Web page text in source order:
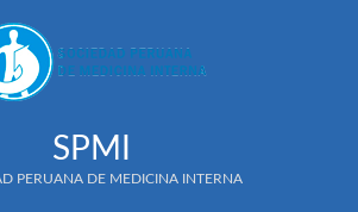
SPMI
PERUANA DE MEDICINA INTERNA